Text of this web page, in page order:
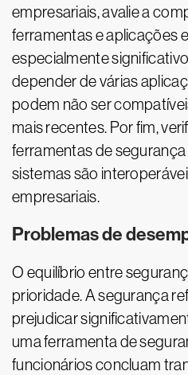
empresariais, avalie a
ferramentas e aplicações
especialmente
depender de várias
podem não ser
mais recentes. Por fim,
ferramentas de
sistemas são
empresariais.
Problemas de
O equilíbrio entre
prioridade. A segurança
prejudicar
uma ferramenta de
funcionários concluam